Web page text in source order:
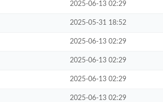
2025-06-13 02:29
2025-05-31 18:52
2025-06-13 02:29
2025-06-13 02:29
2025-06-13 02:29
2025-06-13 02:29